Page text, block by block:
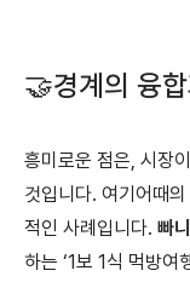
🤝경계의 융
흥미로운 점은, 시장
것입니다. 여기어때
적인 사례입니다. 빠
하는 ‘1보 1식 먹방여